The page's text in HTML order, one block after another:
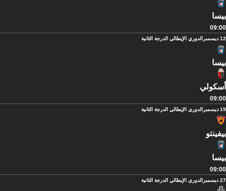
بيسا
09:00
12 ديسمبر الدوري الإيطالي الدرجة الثانية
بيسا
أسكولي
09:00
19 ديسمبر الدوري الإيطالي الدرجة الثانية
بيفينتو
بيسا
09:00
27 ديسمبر الدوري الإيطالي الدرجة الثانية